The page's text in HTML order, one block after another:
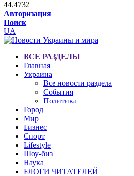
44.4732
Авторизация
Поиск
UA
ВСЕ РАЗДЕЛЫ
Главная
Украина
Все новости раздела
События
Политика
Город
Мир
Бизнес
Спорт
Lifestyle
Шоу-биз
Наука
БЛОГИ ЧИТАТЕЛЕЙ